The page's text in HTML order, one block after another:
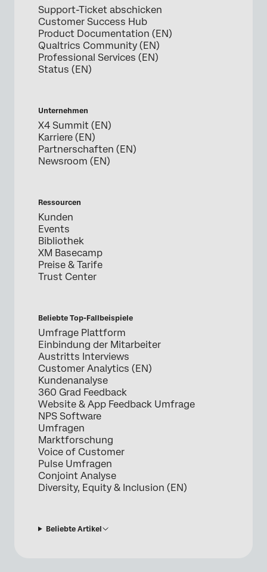
Support-Ticket abschicken
Customer Success Hub
Product Documentation (EN)
Qualtrics Community (EN)
Professional Services (EN)
Status (EN)
Unternehmen
X4 Summit (EN)
Karriere (EN)
Partnerschaften (EN)
Newsroom (EN)
Ressourcen
Kunden
Events
Bibliothek
XM Basecamp
Preise & Tarife
Trust Center
Beliebte Top-Fallbeispiele
Umfrage Plattform
Einbindung der Mitarbeiter
Austritts Interviews
Customer Analytics (EN)
Kundenanalyse
360 Grad Feedback
Website & App Feedback Umfrage
NPS Software
Umfragen
Marktforschung
Voice of Customer
Pulse Umfragen
Conjoint Analyse
Diversity, Equity & Inclusion (EN)
Beliebte Artikel